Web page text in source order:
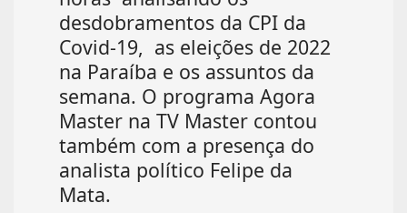
desdobramentos da CPI da
Covid-19, as eleições de 2022
na Paraíba e os assuntos da
semana. O programa Agora
Master na TV Master contou
também com a presença do
analista político Felipe da
Mata.